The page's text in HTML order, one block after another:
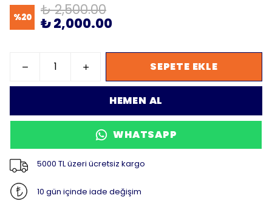
%20 ₺ 2,500.00
₺ 2,000.00
SEPETE EKLE
HEMEN AL
WHATSAPP
5000 TL üzeri ücretsiz kargo
10 gün içinde iade değişim